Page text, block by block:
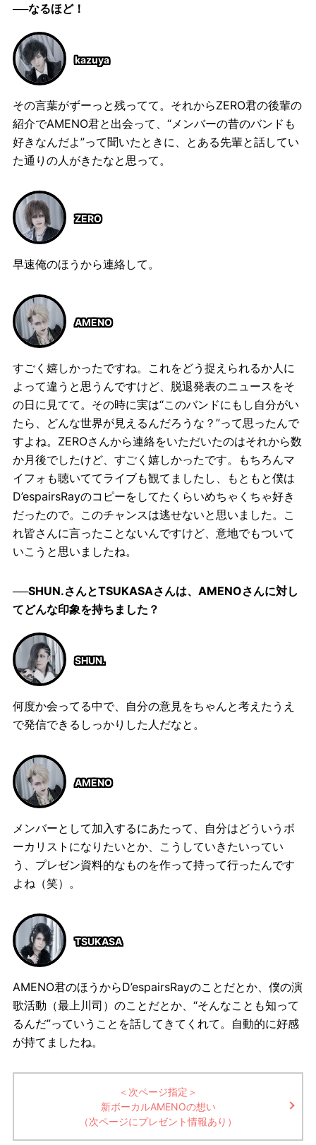
──なるほど！
kazuya
その言葉がずーっと残ってて。それからZERO君の後輩の
紹介でAMENO君と出会って、“メンバーの昔のバンドも
好きなんだよ”って聞いたときに、とある先輩と話してい
た通りの人がきたなと思って。
ZERO
早速俺のほうから連絡して。
AMENO
すごく嬉しかったですね。これをどう捉えられるか人に
よって違うと思うんですけど、脱退発表のニュースをそ
の日に見てて。その時に実は“このバンドにもし自分がい
たら、どんな世界が見えるんだろうな？”って思ったんで
すよね。ZEROさんから連絡をいただいたのはそれから数
か月後でしたけど、すごく嬉しかったです。もちろんマ
イフォも聴いててライブも観てましたし、もともと僕は
D’espairsRayのコピーをしてたくらいめちゃくちゃ好き
だったので。このチャンスは逃せないと思いました。こ
れ皆さんに言ったことないんですけど、意地でもついて
いこうと思いましたね。
──SHUN.さんとTSUKASAさんは、AMENOさんに対し
てどんな印象を持ちました？
SHUN.
何度か会ってる中で、自分の意見をちゃんと考えたうえ
で発信できるしっかりした人だなと。
AMENO
メンバーとして加入するにあたって、自分はどういうボ
ーカリストになりたいとか、こうしていきたいってい
う、プレゼン資料的なものを作って持って行ったんです
よね（笑）。
TSUKASA
AMENO君のほうからD’espairsRayのことだとか、僕の演
歌活動（最上川司）のことだとか、“そんなことも知って
るんだ”っていうことを話してきてくれて。自動的に好感
が持てましたね。
＜次ページ指定＞
新ボーカルAMENOの想い
（次ページにプレゼント情報あり）